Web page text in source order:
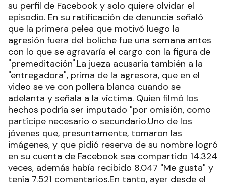
su perfil de Facebook y solo quiere olvidar el
episodio. En su ratificación de denuncia señaló
que la primera pelea que motivó luego la
agresión fuera del boliche fue una semana antes
con lo que se agravaría el cargo con la figura de
"premeditación".La jueza acusaría también a la
"entregadora", prima de la agresora, que en el
video se ve con pollera blanca cuando se
adelanta y señala a la víctima. Quien filmó los
hechos podría ser imputado "por omisión, como
partícipe necesario o secundario.Uno de los
jóvenes que, presuntamente, tomaron las
imágenes, y que pidió reserva de su nombre logró
en su cuenta de Facebook sea compartido 14.324
veces, además había recibido 8.047 "Me gusta" y
tenía 7.521 comentarios.En tanto, ayer desde el